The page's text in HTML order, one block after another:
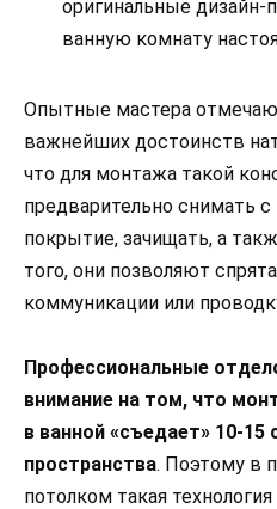
оригинальные
ванную комнату
Опытные мастера
важнейших достоинств
что для монтажа такой
предварительно снимать
покрытие, зачищать, а
того, они позволяют
коммуникации или
Профессиональные
внимание на том, что
в ванной «съедает» 10-15
пространства. Поэтому в
потолком такая